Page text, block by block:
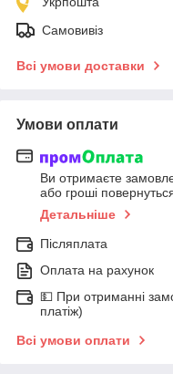
Самовивіз
Всі умови доставки
Умови оплати
Ви отримаєте
або гроші
Детальніше
Післяплата
Оплата на рахунок
💵 При отриманні
платіж)
Всі умови оплати